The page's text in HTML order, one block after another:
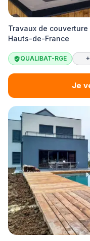
Travaux de
Hauts-de-France
QUALIBAT-RGE
Je